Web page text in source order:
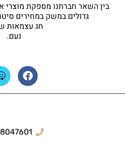
בין השאר חברתנו מספקת מוצרי
גדולים במשק במחירים
חג עצמאות
נעם.